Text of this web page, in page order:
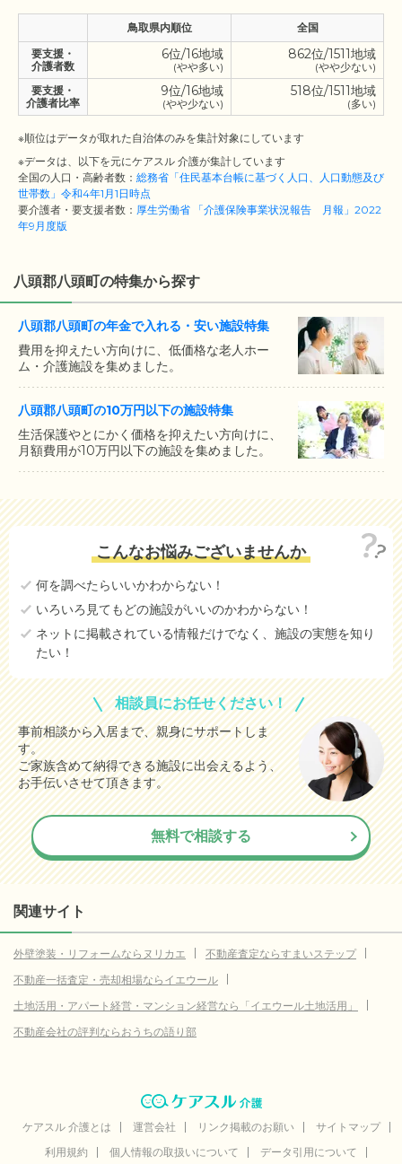
鳥取県内順位
全国
要支援・
介護者数
6位/16地域
(やや多い)
862位/1511地域
(やや少ない)
要支援・
介護者比率
9位/16地域
(やや少ない)
518位/1511地域
(多い)
※順位はデータが取れた自治体のみを集計対象にしています
※データは、以下を元にケアスル 介護が集計しています
全国の人口・高齢者数： 総務省「住民基本台帳に基づく人口、人口動態及び
世帯数」令和4年1月1日時点
要介護者・要支援者数： 厚生労働省 「介護保険事業状況報告 月報」2022
年9月度版
八頭郡八頭町の特集から探す
八頭郡八頭町の年金で入れる・安い施設特集
費用を抑えたい方向けに、低価格な老人ホー
ム・介護施設を集めました。
八頭郡八頭町の10万円以下の施設特集
生活保護やとにかく価格を抑えたい方向けに、
月額費用が10万円以下の施設を集めました。
こんなお悩みございませんか
何を調べたらいいかわからない！
いろいろ見てもどの施設がいいのかわからない！
ネットに掲載されている情報だけでなく、施設の実態を知り
たい！
相談員にお任せください！
事前相談から入居まで、親身にサポートしま
す。
ご家族含めて納得できる施設に出会えるよう、
お手伝いさせて頂きます。
無料で相談する
関連サイト
外壁塗装・リフォームならヌリカエ
不動産査定ならすまいステップ
不動産一括査定・売却相場ならイエウール
土地活用・アパート経営・マンション経営なら「イエウール土地活用」
不動産会社の評判ならおうちの語り部
ケアスル 介護とは 運営会社 リンク掲載のお願い
サイトマップ
利用規約
個人情報の取扱いについて データ引用について